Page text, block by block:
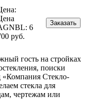
6
руб.
Заказать
гость на стройках
поиски
«Компания Стекло-
стекла для
чертежам или